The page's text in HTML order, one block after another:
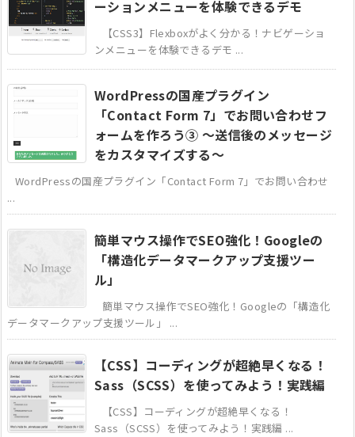
ーションメニューを体験できるデモ
【CSS3】Flexboxがよく分かる！ナビゲーショ
ンメニューを体験できるデモ ...
WordPressの国産プラグイン
「Contact Form 7」でお問い合わせフ
ォームを作ろう③ ～送信後のメッセージ
をカスタマイズする～
WordPressの国産プラグイン「Contact Form 7」でお問い合わせ
...
簡単マウス操作でSEO強化！Googleの
「構造化データマークアップ支援ツー
ル」
簡単マウス操作でSEO強化！Googleの「構造化
データマークアップ支援ツール」 ...
【CSS】コーディングが超絶早くなる！
Sass（SCSS）を使ってみよう！実践編
【CSS】コーディングが超絶早くなる！
Sass（SCSS）を使ってみよう！実践編 ...